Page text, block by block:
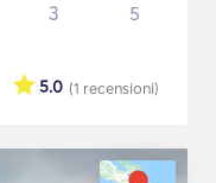
3 5
(1 recensioni)
5.0